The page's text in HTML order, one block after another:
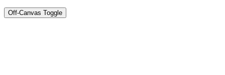
Off-Canvas Toggle